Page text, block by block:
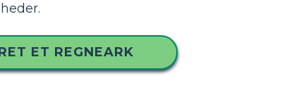
ET REGNEARK